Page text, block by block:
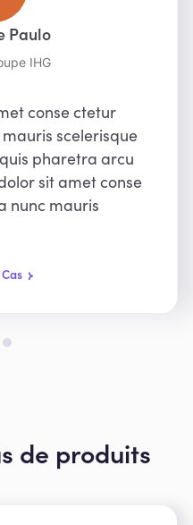
Paulo
IHG
conse ctetur
scelerisque
pharetra arcu
sit amet conse
nunc mauris
de produits